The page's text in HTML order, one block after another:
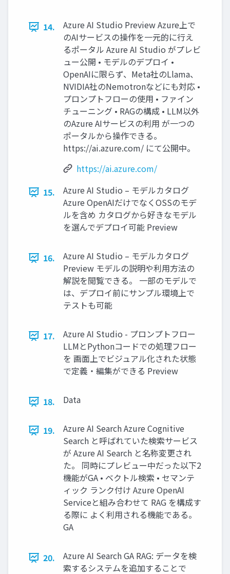
14.
Azure AI Studio Preview Azure上で
のAIサービスの操作を一元的に行え
るポータル Azure AI Studio がプレビ
ュー公開 • モデルのデプロイ •
OpenAIに限らず、Meta社のLlama、
NVIDIA社のNemotronなどにも対応 •
プロンプトフローの使用 • ファイン
チューニング • RAGの構成 • LLM以外
のAzure AIサービスの利用 が一つの
ポータルから操作できる。
https://ai.azure.com/ にて公開中。
https://ai.azure.com/
15.
Azure AI Studio – モデルカタログ
Azure OpenAIだけでなくOSSのモデ
ルを含め カタログから好きなモデル
を選んでデプロイ可能 Preview
16.
Azure AI Studio – モデルカタログ
Preview モデルの説明や利用方法の
解説を閲覧できる。 一部のモデルで
は、デプロイ前にサンプル環境上で
テストも可能
17.
Azure AI Studio - プロンプトフロー
LLMとPythonコードでの処理フロー
を 画面上でビジュアル化された状態
で定義・編集ができる Preview
18. Data
19.
Azure AI Search Azure Cognitive
Search と呼ばれていた検索サービス
が Azure AI Search と名称変更され
た。 同時にプレビュー中だった以下2
機能がGA • ベクトル検索 • セマンテ
ィック ランク付け Azure OpenAI
Serviceと組み合わせて RAG を構成す
る際に よく利用される機能である。
GA
20.
Azure AI Search GA RAG: データを検
索するシステムを追加することで